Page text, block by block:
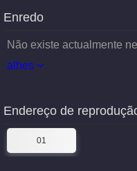
Enredo
Não existe actualmente
alhes
Endereço de
01